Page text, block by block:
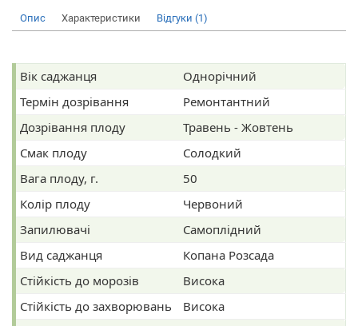
Опис Характеристики Відгуки (1)
Вік саджанця
Однорічний
Термін дозрівання
Ремонтантний
Дозрівання плоду
Травень - Жовтень
Смак плоду
Солодкий
Вага плоду, г.
50
Колір плоду
Червоний
Запилювачі
Самоплідний
Вид саджанця
Копана Розсада
Стійкість до морозів
Висока
Стійкість до захворювань
Висока